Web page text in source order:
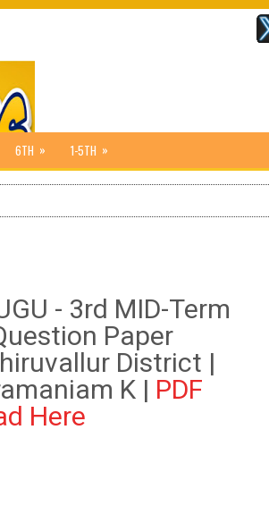
6TH » 1-5TH »
- 3rd MID-Term
Paper
District |
K | PDF
Here